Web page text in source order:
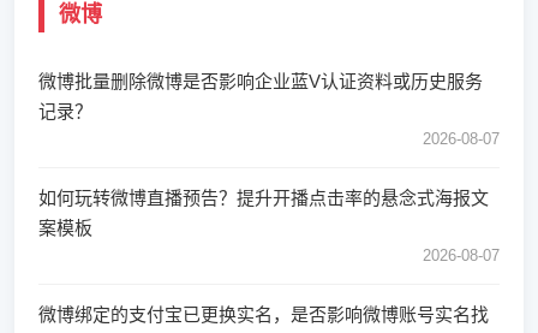
微博
微博批量删除微博是否影响企业蓝V认证资料或历史服务
记录？
2026-08-07
如何玩转微博直播预告？提升开播点击率的悬念式海报文
案模板
2026-08-07
微博绑定的支付宝已更换实名，是否影响微博账号实名找